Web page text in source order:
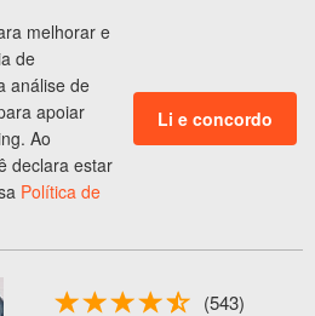
em Carpina
do Cinema
E GROGU
(543)
melhorar e
de
análise de
apoiar
Ao
declara estar
Política de
Li e concordo